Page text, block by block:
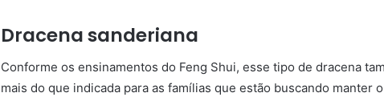
Dracena sanderiana
Conforme os ensinamentos do Feng Shui, esse tipo de dracena
mais do que indicada para as famílias que estão buscando manter